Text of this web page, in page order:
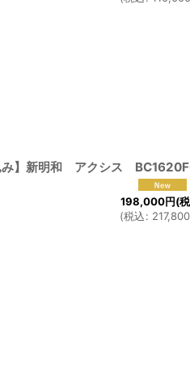
み】新明和 アクシス
198,000円(
(税込: 217,800